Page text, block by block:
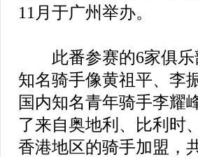
11月于广州举办。
此番参赛的6家俱乐
知名骑手像黄祖平、李
国内知名青年骑手李耀
了来自奥地利、比利时
香港地区的骑手加盟，